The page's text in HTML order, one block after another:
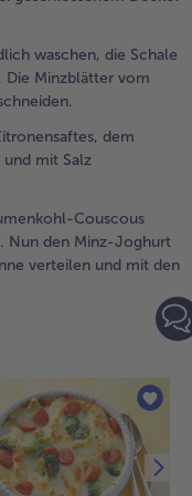
waschen, die Schale
Die Minzblätter vom
dem
mit Salz
Couscous
Nun den Minz-Joghurt
verteilen und mit den